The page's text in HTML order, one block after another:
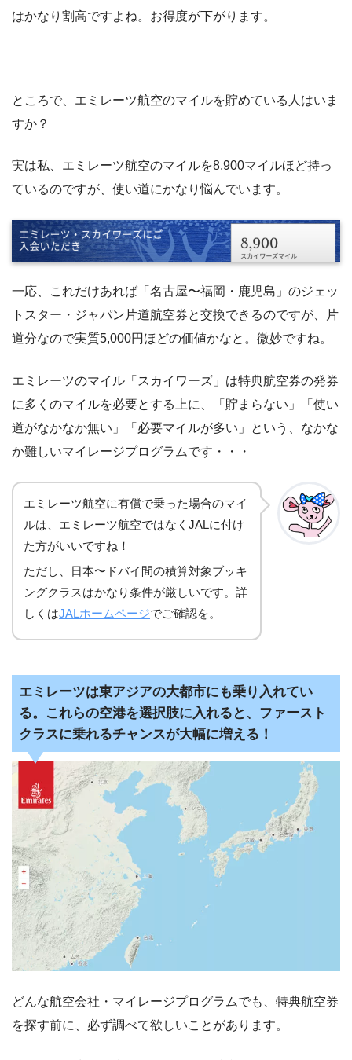
はかなり割高ですよね。お得度が下がります。
ところで、エミレーツ航空のマイルを貯めている人はいま
すか？
実は私、エミレーツ航空のマイルを8,900マイルほど持っ
ているのですが、使い道にかなり悩んでいます。
一応、これだけあれば「名古屋〜福岡・鹿児島」のジェッ
トスター・ジャパン片道航空券と交換できるのですが、片
道分なので実質5,000円ほどの価値かなと。微妙ですね。
エミレーツのマイル「スカイワーズ」は特典航空券の発券
に多くのマイルを必要とする上に、「貯まらない」「使い
道がなかなか無い」「必要マイルが多い」という、なかな
か難しいマイレージプログラムです・・・
エミレーツ航空に有償で乗った場合のマイ
ルは、エミレーツ航空ではなくJALに付け
た方がいいですね！
ただし、日本〜ドバイ間の積算対象ブッキ
ングクラスはかなり条件が厳しいです。詳
しくはJALホームページでご確認を。
エミレーツは東アジアの大都市にも乗り入れてい
る。これらの空港を選択肢に入れると、ファースト
クラスに乗れるチャンスが大幅に増える！
どんな航空会社・マイレージプログラムでも、特典航空券
を探す前に、必ず調べて欲しいことがあります。